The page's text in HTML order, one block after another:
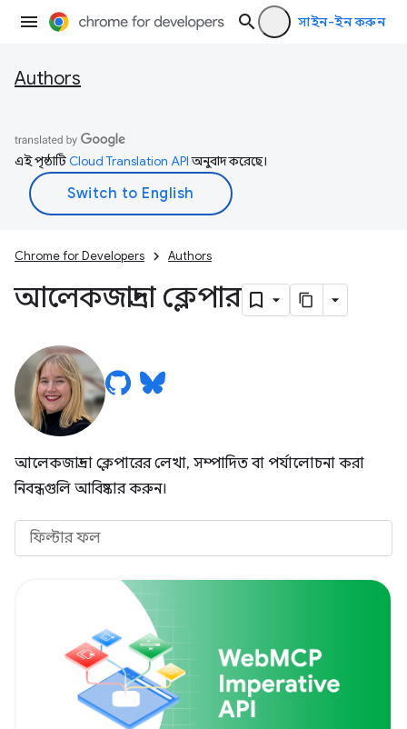
সাইন-ইন করুন
Authors
এই পৃষ্ঠাটিCloud Translation APIঅনুবাদ করেছে।
Chrome for Developers Authors
আলেকজান্দ্রা ক্লেপার
আলেকজান্দ্রা ক্লেপারের লেখা, সম্পাদিত বা পর্যালোচনা করা
নিবন্ধগুলি আবিষ্কার করুন।